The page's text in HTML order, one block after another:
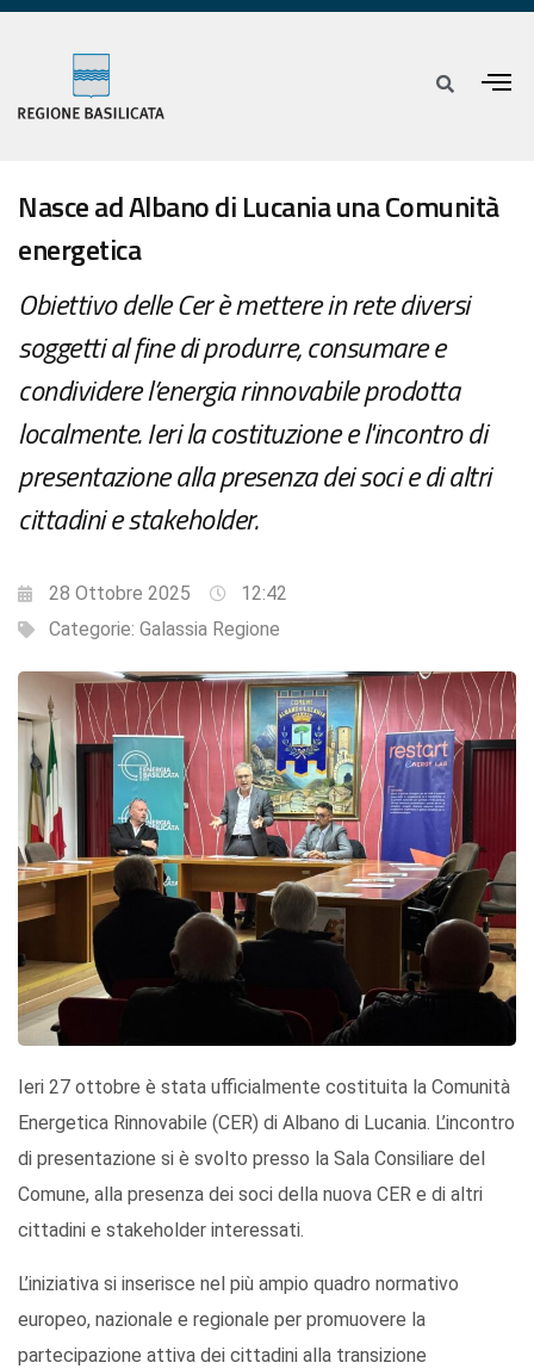
Nasce ad Albano di Lucania una Comunità
energetica
Obiettivo delle Cer è mettere in rete diversi
soggetti al fine di produrre, consumare e
condividere l’energia rinnovabile prodotta
localmente. Ieri la costituzione e l'incontro di
presentazione alla presenza dei soci e di altri
cittadini e stakeholder.
28 Ottobre 2025
12:42
Categorie: Galassia Regione
Ieri 27 ottobre è stata ufficialmente costituita la Comunità
Energetica Rinnovabile (CER) di Albano di Lucania. L’incontro
di presentazione si è svolto presso la Sala Consiliare del
Comune, alla presenza dei soci della nuova CER e di altri
cittadini e stakeholder interessati.
L’iniziativa si inserisce nel più ampio quadro normativo
europeo, nazionale e regionale per promuovere la
partecipazione attiva dei cittadini alla transizione